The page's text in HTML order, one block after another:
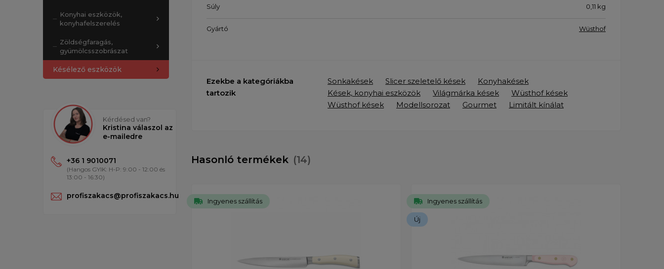
Konyhai eszközök,
konyhafelszerelés
Zöldségfaragás,
gyümölcsszobrászat
Késélező eszközök
Kérdésed van?
Kristina válaszol az
e-mailedre
+36 1 9010071
(Hangos GYIK: H-P: 9:00 - 12:00 és
13:00 - 16:30)
profiszakacs@profiszakacs.hu
Súly 0,11 kg
Gyártó Wüsthof
Ezekbe a kategóriákba
tartozik
Sonkakések Slicer szeletelő kések
Konyhakések
Kések, konyhai eszközök
Világmárka kések
Wüsthof kések
Wüsthof kések
Modellsorozat Gourmet Limitált kínálat
Hasonló termékek (14)
Ingyenes szállítás Ingyenes szállítás
Új